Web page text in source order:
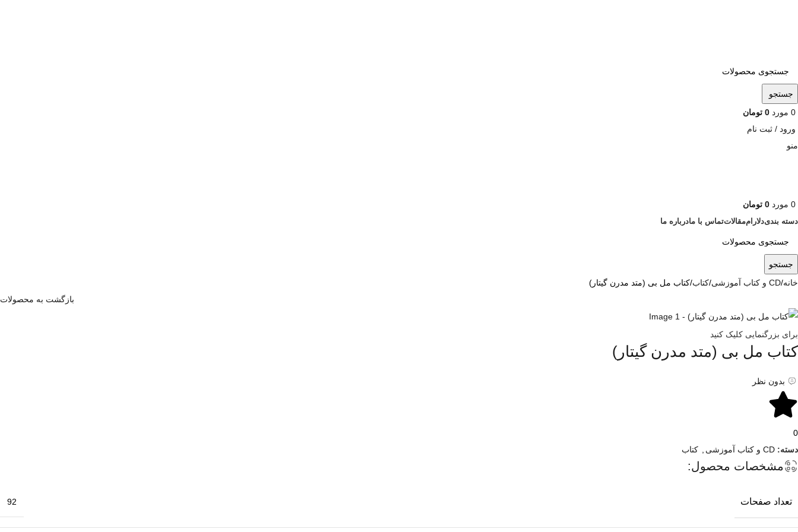
جستجو
0 مورد 0 تومان
ورود / ثبت نام
منو
0 مورد 0 تومان
دسته بندیدلاراممقالاتتماس با مادرباره ما
جستجو
خانه CD و کتاب آموزشی کتاب کتاب مل بی (متد مدرن گیتار)
بازگشت به محصولات
برای بزرگنمایی کلیک کنید
کتاب مل بی (متد مدرن گیتار)
بدون نظر
0
دسته: CD و کتاب آموزشی کتاب
مشخصات محصول:
تعداد صفحات 92